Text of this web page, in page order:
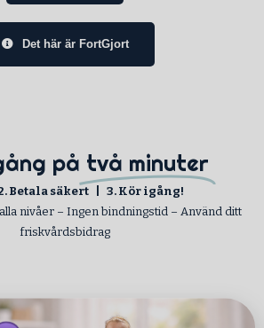
Det här är FortGjort
på två minuter​
Betala säkert | 3. Kör igång!
nivåer – Ingen bindningstid – Använd ditt
friskvårdsbidrag